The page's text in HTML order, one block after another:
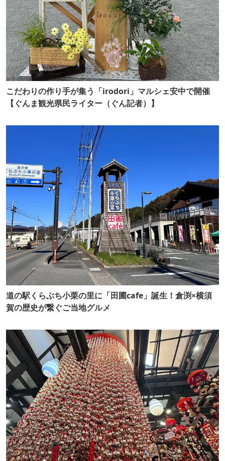
こだわりの作り手が集う「irodori」マルシェ安中で開催
【ぐんま観光県民ライター（ぐん記者）】
道の駅くらぶち小栗の里に「田圃cafe」誕生！倉渕×横須
賀の歴史が繋ぐご当地グルメ